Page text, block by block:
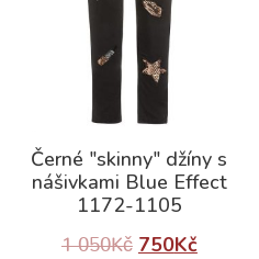
Černé "skinny" džíny s
nášivkami Blue Effect
1172-1105
1 050Kč 750Kč